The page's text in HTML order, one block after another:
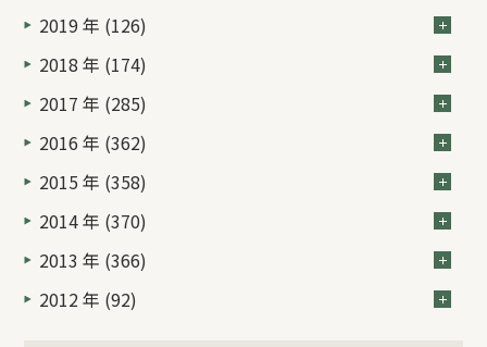
2019 年 (126)
2018 年 (174)
2017 年 (285)
2016 年 (362)
2015 年 (358)
2014 年 (370)
2013 年 (366)
2012 年 (92)